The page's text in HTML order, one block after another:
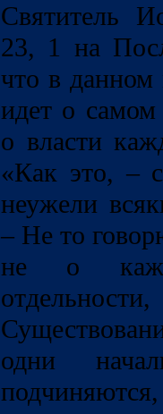
Святитель
23, 1 на
что в данном
идет о
о власти
«Как это, –
неужели
– Не то
не о
одни